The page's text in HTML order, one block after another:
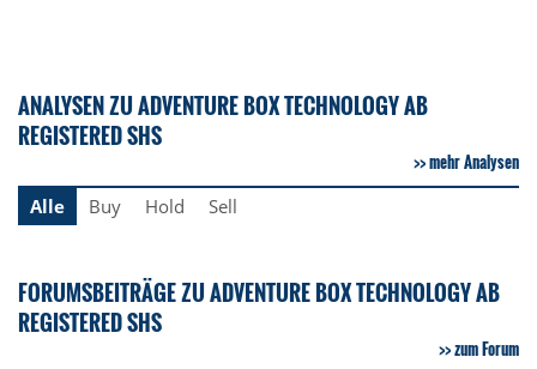
ANALYSEN ZU ADVENTURE BOX TECHNOLOGY AB
REGISTERED SHS
mehr Analysen
Alle
Buy Hold Sell
FORUMSBEITRÄGE ZU ADVENTURE BOX TECHNOLOGY AB
REGISTERED SHS
zum Forum